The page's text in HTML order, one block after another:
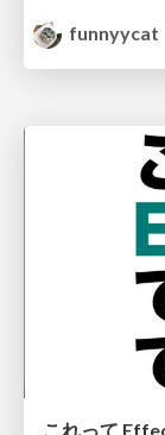
funnyycat